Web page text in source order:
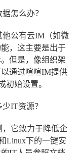
怎么办？
他公有云IM（如微
，这主要是出于
但是，像组织架
通过喧喧IM提供
初始设置。
IT资源？
它致力于降低企
Linux下的一键安